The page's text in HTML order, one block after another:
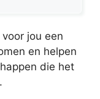
jou een
en helpen
die het